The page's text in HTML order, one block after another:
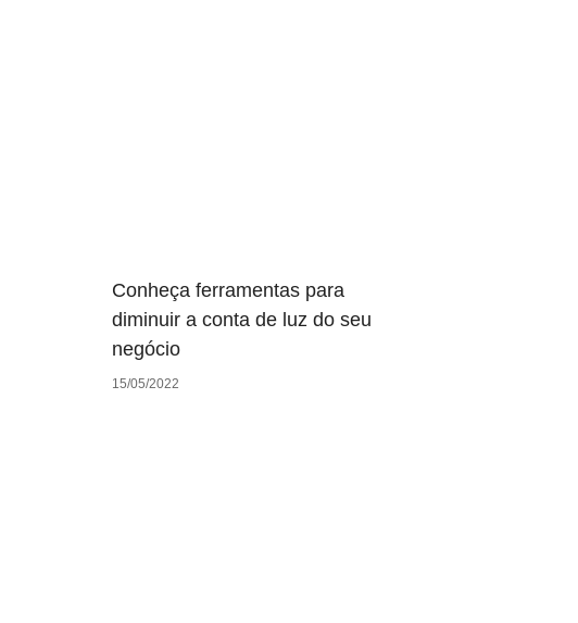
Conheça ferramentas para
diminuir a conta de luz do seu
negócio
15/05/2022